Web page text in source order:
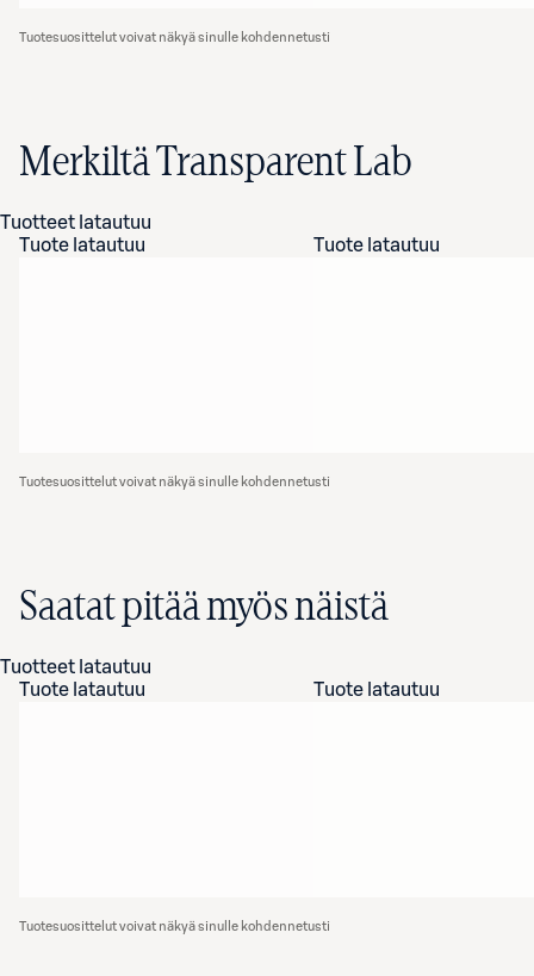
Tuotesuosittelut voivat näkyä sinulle kohdennetusti
Merkiltä Transparent Lab
Tuotteet latautuu
Tuote latautuu
Tuote latautuu
Tuotesuosittelut voivat näkyä sinulle kohdennetusti
Saatat pitää myös näistä
Tuotteet latautuu
Tuote latautuu
Tuote latautuu
Tuotesuosittelut voivat näkyä sinulle kohdennetusti